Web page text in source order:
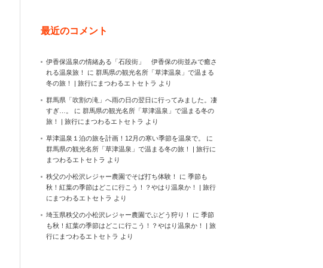
最近のコメント
伊香保温泉の情緒ある「石段街」 伊香保の街並みで癒さ
れる温泉旅！
に 群馬県の観光名所「草津温泉」で温まる
冬の旅！ | 旅行にまつわるエトセトラ より
群馬県「吹割の滝」へ雨の日の翌日に行ってみました。凄
すぎ…。
に 群馬県の観光名所「草津温泉」で温まる冬の
旅！ | 旅行にまつわるエトセトラ より
草津温泉１泊の旅を計画！12月の寒い季節を温泉で。
に
群馬県の観光名所「草津温泉」で温まる冬の旅！ | 旅行に
まつわるエトセトラ より
秩父の小松沢レジャー農園でそば打ち体験！ に 季節も
秋！紅葉の季節はどこに行こう！？やはり温泉か！ | 旅行
にまつわるエトセトラ より
埼玉県秩父の小松沢レジャー農園でぶどう狩り！ に 季節
も秋！紅葉の季節はどこに行こう！？やはり温泉か！ | 旅
行にまつわるエトセトラ より